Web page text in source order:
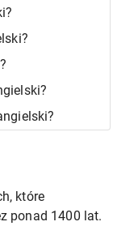
które
ponad 1400 lat.